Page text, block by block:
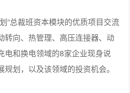
”总裁班资本模块的优质项目交流
转向、热管理、高压连接器、动
电和换电领域的8家企业现身说
划，以及该领域的投资机会。